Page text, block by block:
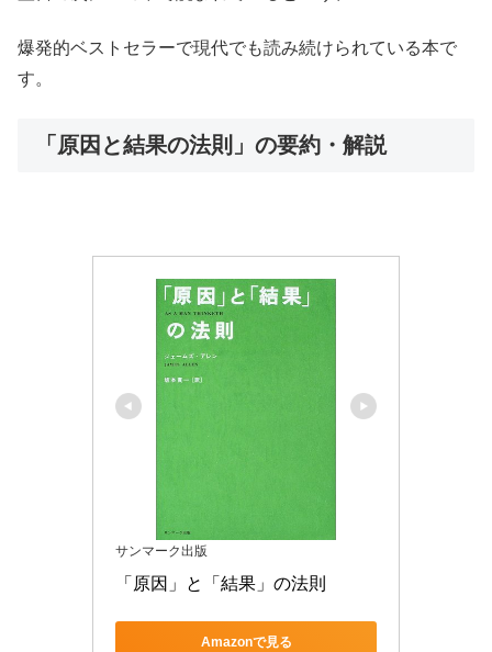
爆発的ベストセラーで現代でも読み続けられている本で
す。
「原因と結果の法則」の要約・解説
サンマーク出版
「原因」と「結果」の法則
Amazonで見る